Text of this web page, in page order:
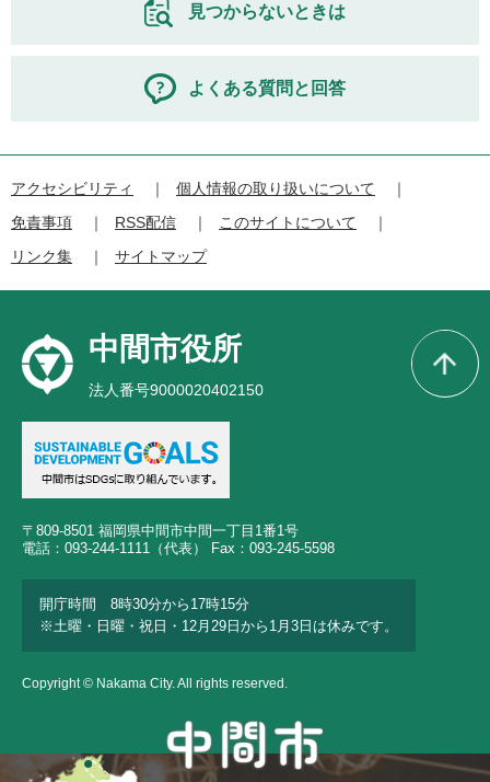
見つからないときは
よくある質問と回答
アクセシビリティ
個人情報の取り扱いについて
免責事項
RSS配信
このサイトについて
リンク集
サイトマップ
中間市役所
法人番号9000020402150
〒809-8501 福岡県中間市中間一丁目1番1号
電話：093-244-1111（代表） Fax：093-245-5598
開庁時間 8時30分から17時15分
※土曜・日曜・祝日・12月29日から1月3日は休みです。
Copyright © Nakama City. All rights reserved.